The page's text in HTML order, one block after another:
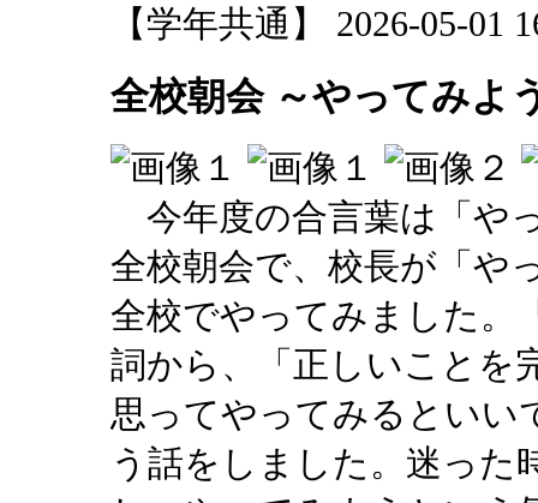
【学年共通】 2026-05-01
全校朝会 ～やってみよ
今年度の合言葉は「や
全校朝会で、校長が「や
全校でやってみました。
詞から、「正しいことを
思ってやってみるといい
う話をしました。迷った